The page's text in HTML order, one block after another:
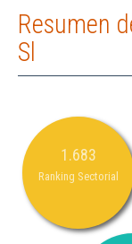
Resumen
Sl
1.683
Ranking Sectorial